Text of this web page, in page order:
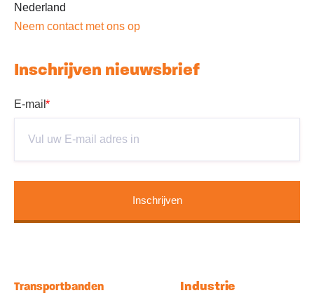
Nederland
Neem contact met ons op
Inschrijven nieuwsbrief
E-mail*
Transportbanden Industrie